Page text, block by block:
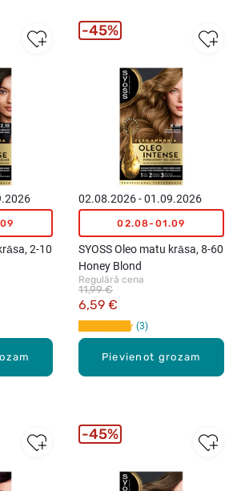
2-10
Pievienot grozam
02.08.2026 - 01.09.2026
02.08-01.09
SYOSS Oleo matu krāsa, 8-60
Honey Blond
Regulārā cena
6,59 €
11,99 €
3
45%
45%